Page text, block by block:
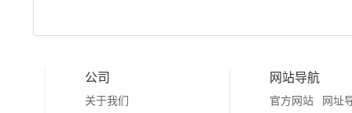
公司
关于我们
网站导航
官方网站
网址